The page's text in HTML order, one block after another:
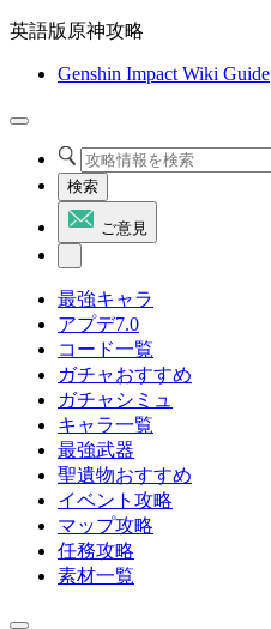
英語版原神攻略
Genshin Impact Wiki Guide
検索
ご意見
最強キャラ
アプデ7.0
コード一覧
ガチャおすすめ
ガチャシミュ
キャラ一覧
最強武器
聖遺物おすすめ
イベント攻略
マップ攻略
任務攻略
素材一覧